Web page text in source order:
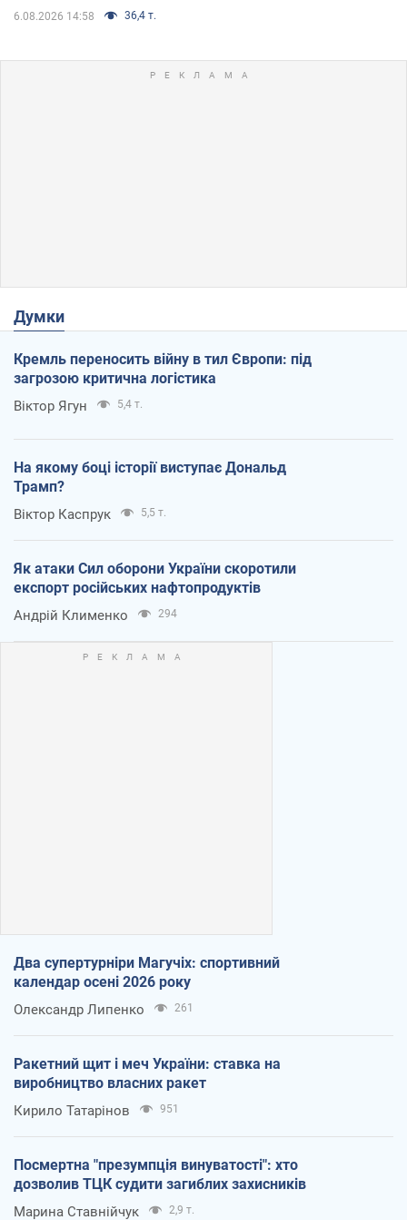
6.08.2026 14:58 36,4 т.
Думки
Кремль переносить війну в тил Європи: під
загрозою критична логістика
Віктор Ягун 5,4 т.
На якому боці історії виступає Дональд
Трамп?
Віктор Каспрук 5,5 т.
Як атаки Сил оборони України скоротили
експорт російських нафтопродуктів
Андрій Клименко 294
Два супертурніри Магучіх: спортивний
календар осені 2026 року
Олександр Липенко 261
Ракетний щит і меч України: ставка на
виробництво власних ракет
Кирило Татарінов 951
Посмертна "презумпція винуватості": хто
дозволив ТЦК судити загиблих захисників
Марина Ставнійчук 2,9 т.